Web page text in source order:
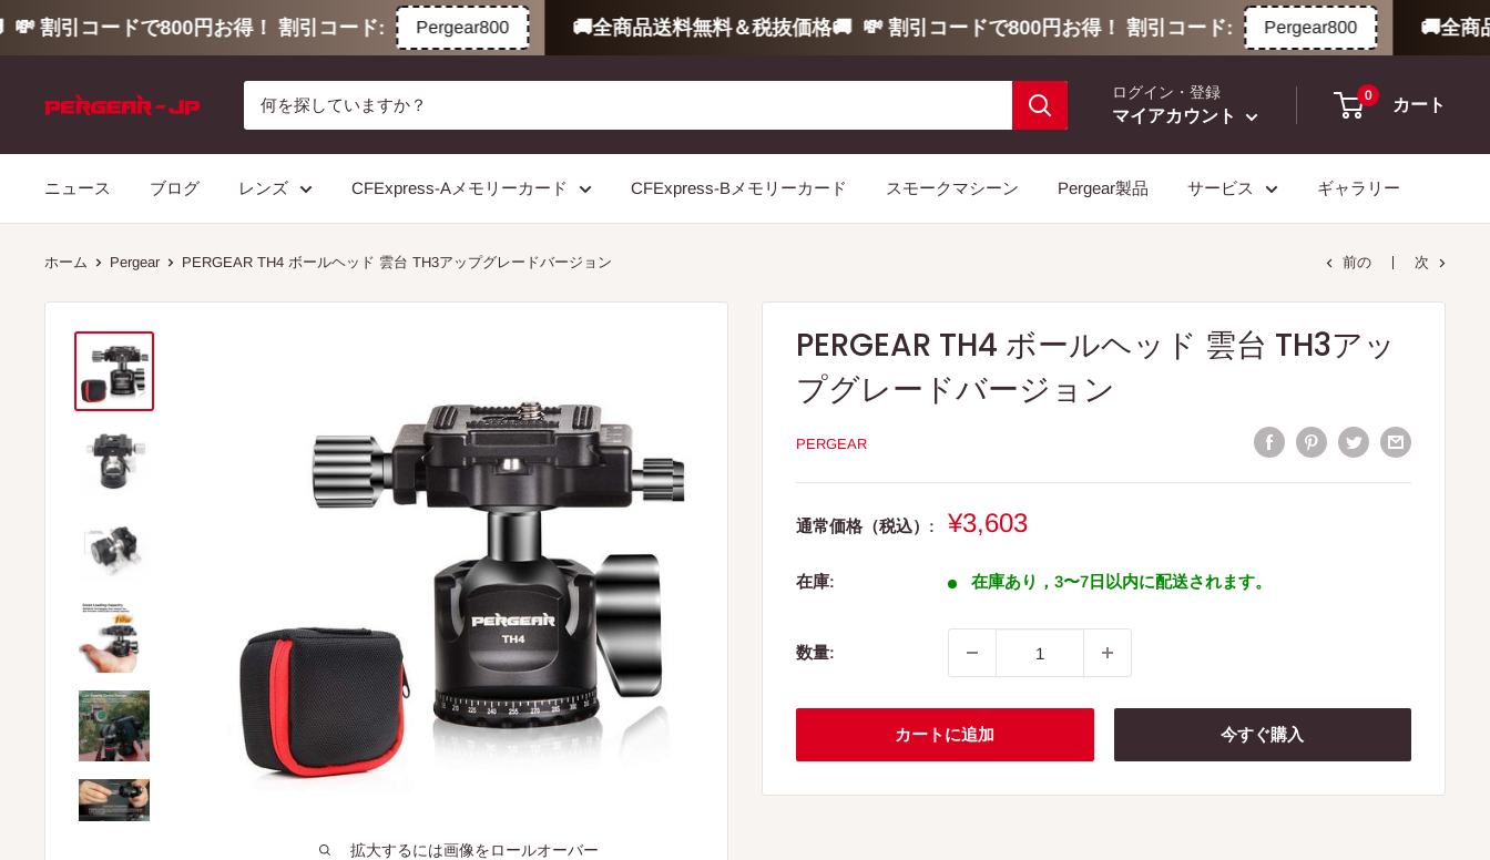
割引コードで800円お得！ 割引コード: Pergear800 🚚全商品送料無料＆税抜価格🚚 💸 割引コードで800円お得！ 割引コード: Pergear800 🚚全商品
に
ログイン・登録
マイアカウント
0
カート
ニュース ブログ レンズ CFExpress-Aメモリーカード CFExpress-Bメモリーカード スモークマシーン Pergear製品 サービス ギャラリー
ホーム Pergear PERGEAR TH4 ボールヘッド 雲台 TH3アップグレードバージョン 前の 次
拡大するには画像をロールオーバー
PERGEAR TH4 ボールヘッド 雲台 TH3アッ
プグレードバージョン
PERGEAR
通常価格（税込）:
販
価
¥3,603
在庫: 在庫あり，3〜7日以内に配送されます。
数量:
カートに追加 今すぐ購入